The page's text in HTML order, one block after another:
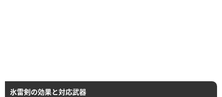
氷雷剣の効果と対応武器